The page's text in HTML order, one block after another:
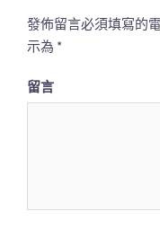
發佈留言必須填寫的
示為 *
留言